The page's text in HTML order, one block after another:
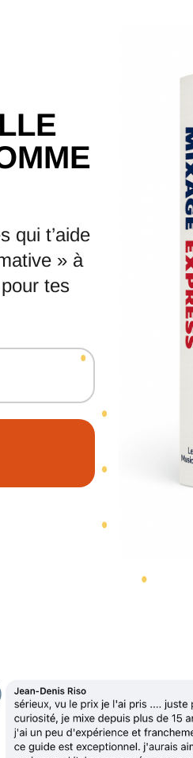
qui t’aide
» à
tes